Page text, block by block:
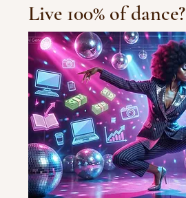
Live 100% of dance?